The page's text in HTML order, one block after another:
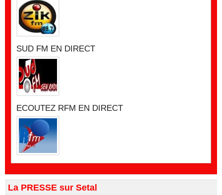
SUD FM EN DIRECT
ECOUTEZ RFM EN DIRECT
La PRESSE sur Setal